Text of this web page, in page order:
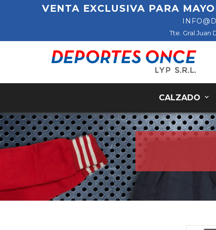
VENTA EXCLUSIVA PARA
Tte. Gral Juan
CALZADO